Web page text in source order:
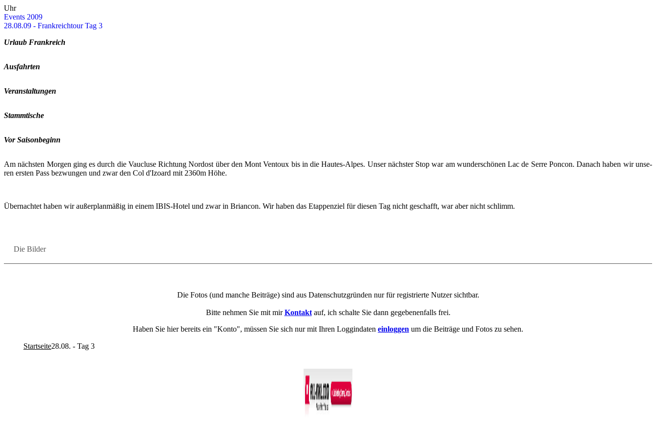
Uhr
Events 2009
28.08.09 - Frank­reich­tour Tag 3
Ur­laub Frank­reich
Aus­fahr­ten
Ver­an­stal­tun­gen
Stamm­ti­sche
Vor Sai­son­be­ginn
Am nächs­ten Mor­gen ging es durch die Vau­clu­se Rich­tung Nord­ost über den Mont Ven­toux bis in die Hautes-​​Alpes. Unser nächs­ter Stop war am wun­der­schö­nen Lac de Serre Pon­con. Da­nach haben wir un­se­
ren ers­ten Pass be­zwun­gen und zwar den Col d'Izo­ard mit 2360m Höhe.
Über­nach­tet haben wir au­ßer­plan­mä­ßig in einem IBIS-​​Hotel und zwar in Bri­an­con. Wir haben das Etap­pen­ziel für die­sen Tag nicht ge­schafft, war aber nicht schlimm.
Die Bil­der
Die Fotos (und man­che Bei­trä­ge) sind aus Da­ten­schutz­grün­den nur für re­gis­trier­te Nut­zer sicht­bar.
Bitte neh­men Sie mit mirKon­taktauf, ich schal­te Sie dann ge­ge­be­nen­falls frei.
Haben Sie hier be­reits ein "Konto", müs­sen Sie sich nur mit Ihren Loggin­da­ten ein­log­gen um die Bei­trä­ge und Fotos zu sehen.
Startseite28.08. - Tag 3